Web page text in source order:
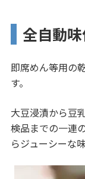
全自動
即席めん等用の
す。
大豆浸漬から豆
検品までの一連
らジューシーな